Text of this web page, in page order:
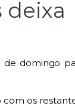
deixa
de domingo
os